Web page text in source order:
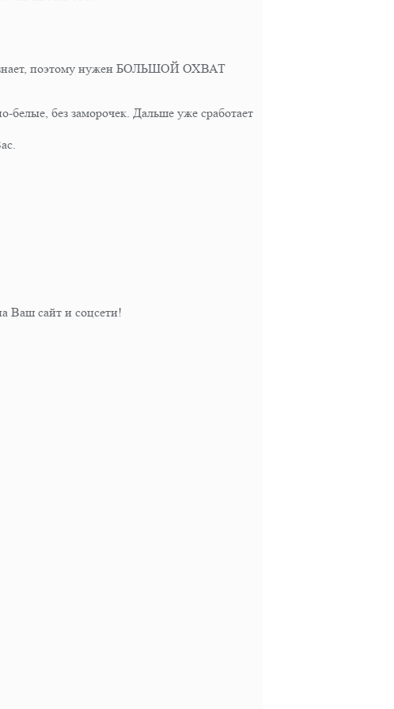
знает, поэтому нужен БОЛЬШОЙ ОХВАТ
без заморочек. Дальше уже сработает
Ваш сайт и соцсети!